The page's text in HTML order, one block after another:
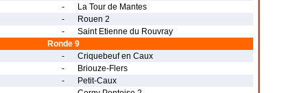
-
La Tour de Mantes
-
Rouen 2
-
Saint Etienne du Rouvray
Ronde 9
-
Criquebeuf en Caux
-
Briouze-Flers
-
Petit-Caux